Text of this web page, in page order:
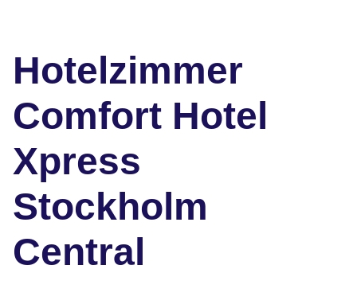
Hotelzimmer
Comfort Hotel
Xpress
Stockholm
Central